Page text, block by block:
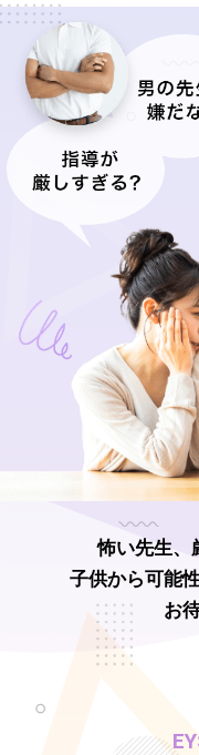
怖い先生、
子供から可能
お